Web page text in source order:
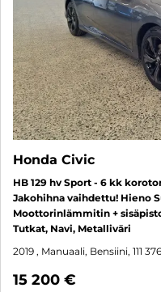
Honda Civic
HB 129 hv Sport - 6 kk
Jakohihna vaihdettu! Hieno
Moottorinlämmitin +
Tutkat, Navi, Metalliväri
2019 , Manuaali, Bensiini, 111
15 200 €